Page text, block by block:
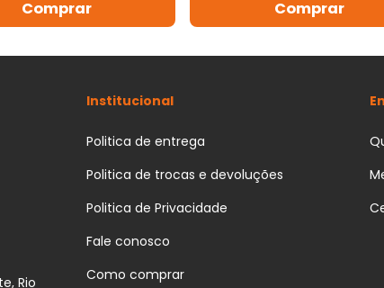
Rio
Institucional
Politica de entrega
Politica de trocas e devoluções
Politica de Privacidade
Fale conosco
Como comprar